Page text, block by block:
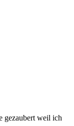
gezaubert weil ich